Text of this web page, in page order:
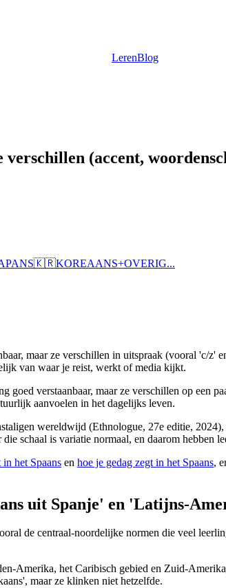
LerenBlog
(accent,
🇰🇷KOREAANS+OVERIG...
maar ze verschillen in uitspraak (vooral 'c/z'
van waar je reist, werkt of media kijkt.
verstaanbaar, maar ze verschillen op een
aanvoelen in het dagelijks leven.
wereldwijd (Ethnologue, 27e editie,
schaal is variatie normaal, en daarom hebben
het Spaans en hoe je gedag zegt in het Spaans,
uit Spanje' en 'Latijns-
de centraal-noordelijke normen die veel
Amerika, het Caribisch gebied en Zuid-
maar ze klinken niet hetzelfde.